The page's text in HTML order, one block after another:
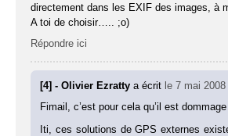
directement dans les EXIF des images, à
A toi de choisir….. ;o)
Répondre ici
[4] - Olivier Ezrattya écrit le 7 mai 2008
Fimail, c’est pour cela qu’il est
Iti, ces solutions de GPS externes